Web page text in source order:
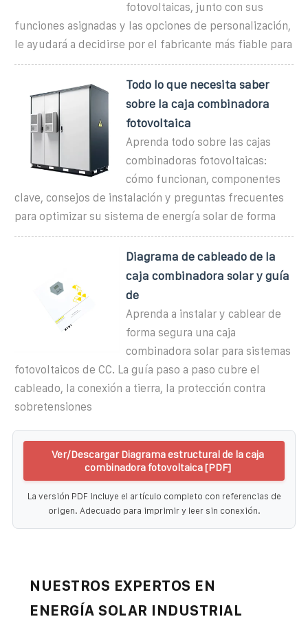
fotovoltaicas, junto con sus
funciones asignadas y las opciones de personalización,
le ayudará a decidirse por el fabricante más fiable para
Todo lo que necesita saber
sobre la caja combinadora
fotovoltaica
Aprenda todo sobre las cajas
combinadoras fotovoltaicas:
cómo funcionan, componentes
clave, consejos de instalación y preguntas frecuentes
para optimizar su sistema de energía solar de forma
Diagrama de cableado de la
caja combinadora solar y guía
de
Aprenda a instalar y cablear de
forma segura una caja
combinadora solar para sistemas
fotovoltaicos de CC. La guía paso a paso cubre el
cableado, la conexión a tierra, la protección contra
sobretensiones
Ver/Descargar Diagrama estructural de la caja
combinadora fotovoltaica [PDF]
La versión PDF incluye el artículo completo con referencias de
origen. Adecuado para imprimir y leer sin conexión.
NUESTROS EXPERTOS EN
ENERGÍA SOLAR INDUSTRIAL